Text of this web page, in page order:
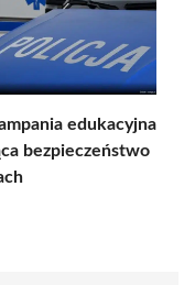
edukacyjna
bezpieczeństwo